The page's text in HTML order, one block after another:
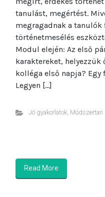
tanulást, megértést.
megragadnak a tanulók
történetmesélés
Modul elején: Az első
karaktereket, helyezzük
kolléga első napja? Egy
Legyen […]
Jó gyakorlatok, Módszertan
Read More